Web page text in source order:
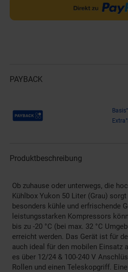
PAYBACK
Payback Punkte
Produktbeschreibung
Ob zuhause oder unterwegs, die
Kühlbox Yukon 50 Liter (Grau)
besonders kühle und erfrischende
leistungsstarken Kompressors
bis zu -20 °C (bei max. 32 °C
erreicht werden. Das Gerät ist für
auch ideal für den mobilen Einsatz
es über 12/24 & 100-240 V
Rollen und einen Teleskopgriff.